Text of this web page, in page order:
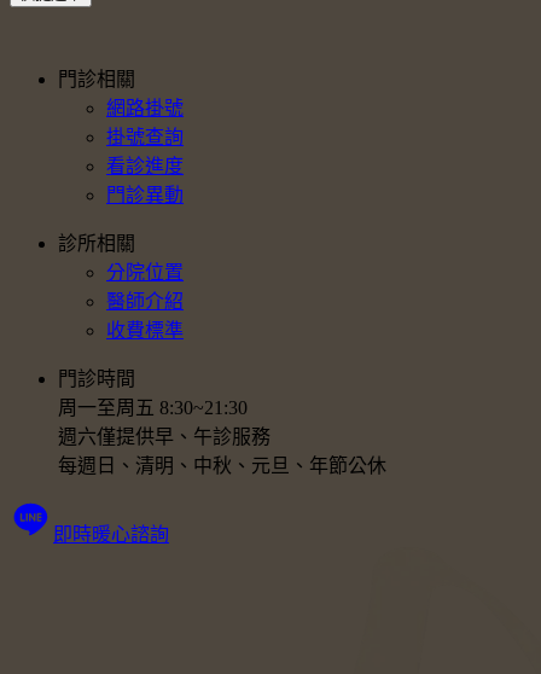
門診相關
網路掛號
掛號查詢
看診進度
門診異動
診所相關
分院位置
醫師介紹
收費標準
門診時間
周一至周五 8:30~21:30
週六僅提供早、午診服務
每週日、清明、中秋、元旦、年節公休
即時暖心諮詢